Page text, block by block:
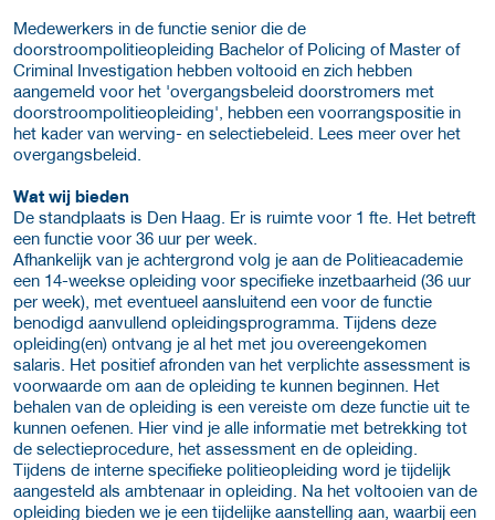
Medewerkers in de functie senior die de
doorstroompolitieopleiding Bachelor of Policing of Master of
Criminal Investigation hebben voltooid en zich hebben
aangemeld voor het 'overgangsbeleid doorstromers met
doorstroompolitieopleiding', hebben een voorrangspositie in
het kader van werving- en selectiebeleid. Lees meer over het
overgangsbeleid.
Wat wij bieden
De standplaats is Den Haag. Er is ruimte voor 1 fte. Het betreft
een functie voor 36 uur per week.
Afhankelijk van je achtergrond volg je aan de Politieacademie
een 14-weekse opleiding voor specifieke inzetbaarheid (36 uur
per week), met eventueel aansluitend een voor de functie
benodigd aanvullend opleidingsprogramma. Tijdens deze
opleiding(en) ontvang je al het met jou overeengekomen
salaris. Het positief afronden van het verplichte assessment is
voorwaarde om aan de opleiding te kunnen beginnen. Het
behalen van de opleiding is een vereiste om deze functie uit te
kunnen oefenen. Hier vind je alle informatie met betrekking tot
de selectieprocedure, het assessment en de opleiding.
Tijdens de interne specifieke politieopleiding word je tijdelijk
aangesteld als ambtenaar in opleiding. Na het voltooien van de
opleiding bieden we je een tijdelijke aanstelling aan, waarbij een